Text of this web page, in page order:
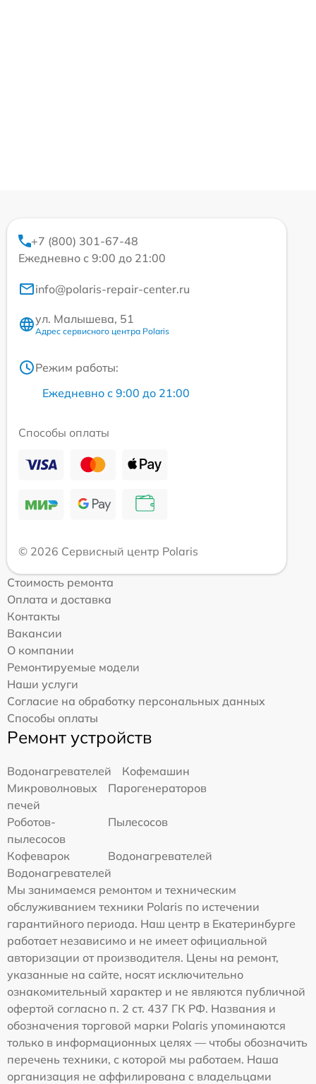
+7 (800) 301-67-48
Ежедневно с 9:00 до 21:00
info@polaris-repair-center.ru
ул. Малышева, 51
Адрес сервисного центра Polaris
Режим работы:
Ежедневно с 9:00 до 21:00
Способы оплаты
© 2026 Сервисный центр Polaris
Стоимость ремонта
Оплата и доставка
Контакты
Вакансии
О компании
Ремонтируемые модели
Наши услуги
Согласие на обработку персональных данных
Способы оплаты
Ремонт устройств
Водонагревателей
Кофемашин
Микроволновых
печей
Парогенераторов
Роботов-
пылесосов
Пылесосов
Кофеварок
Водонагревателей
Водонагревателей
Мы занимаемся ремонтом и техническим
обслуживанием техники Polaris по истечении
гарантийного периода. Наш центр в Екатеринбурге
работает независимо и не имеет официальной
авторизации от производителя. Цены на ремонт,
указанные на сайте, носят исключительно
ознакомительный характер и не являются публичной
офертой согласно п. 2 ст. 437 ГК РФ. Названия и
обозначения торговой марки Polaris упоминаются
только в информационных целях — чтобы обозначить
перечень техники, с которой мы работаем. Наша
организация не аффилирована с владельцами